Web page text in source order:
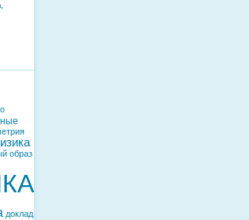
образ
доклад